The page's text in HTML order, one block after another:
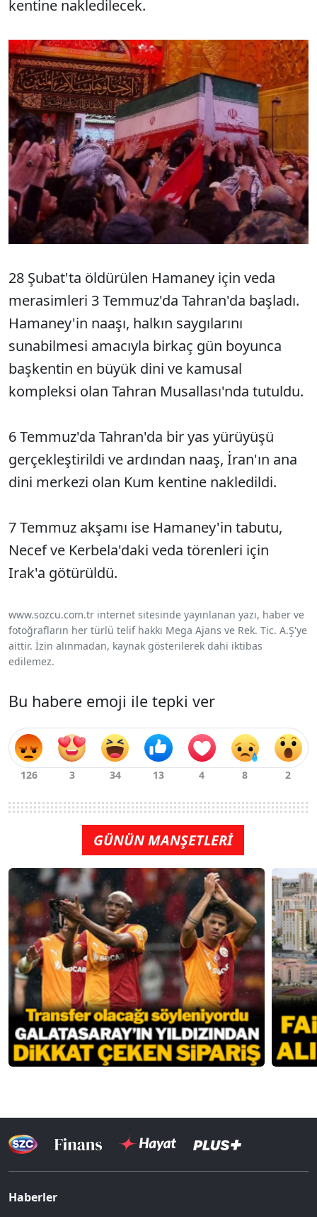
kentine nakledilecek.
28 Şubat'ta öldürülen Hamaney için veda
merasimleri 3 Temmuz'da Tahran'da başladı.
Hamaney'in naaşı, halkın saygılarını
sunabilmesi amacıyla birkaç gün boyunca
başkentin en büyük dini ve kamusal
kompleksi olan Tahran Musallası'nda tutuldu.
6 Temmuz'da Tahran'da bir yas yürüyüşü
gerçekleştirildi ve ardından naaş, İran'ın ana
dini merkezi olan Kum kentine nakledildi.
7 Temmuz akşamı ise Hamaney'in tabutu,
Necef ve Kerbela'daki veda törenleri için
Irak'a götürüldü.
www.sozcu.com.tr internet sitesinde yayınlanan yazı, haber ve
fotoğrafların her türlü telif hakkı Mega Ajans ve Rek. Tic. A.Ş'ye
aittir. İzin alınmadan, kaynak gösterilerek dahi iktibas
edilemez.
Bu habere emoji ile tepki ver
GÜNÜN MANŞETLERİ
Haberler